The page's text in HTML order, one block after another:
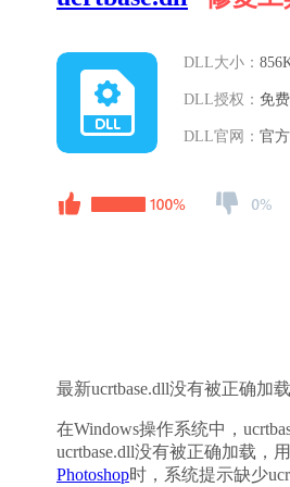
DLL大小：
DLL授权： 免
DLL官网： 官
最新ucrtbase.dll没有被正确加
在Windows操作系统中，
ucrtbase.dll没有被正确加载
Photoshop时，系统提示缺少